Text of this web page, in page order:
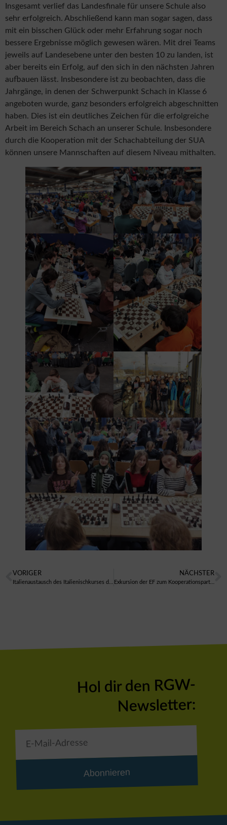
Insgesamt verlief das Landesfinale für unsere Schule also
sehr erfolgreich. Abschließend kann man sogar sagen, dass
mit ein bisschen Glück oder mehr Erfahrung sogar noch
bessere Ergebnisse möglich gewesen wären. Mit drei Teams
jeweils auf Landesebene unter den besten 10 zu landen, ist
aber bereits ein Erfolg, auf den sich in den nächsten Jahren
aufbauen lässt. Insbesondere ist zu beobachten, dass die
Jahrgänge, in denen der Schwerpunkt Schach in Klasse 6
angeboten wurde, ganz besonders erfolgreich abgeschnitten
haben. Dies ist ein deutliches Zeichen für die erfolgreiche
Arbeit im Bereich Schach an unserer Schule. Insbesondere
durch die Kooperation mit der Schachabteilung der SUA
können unsere Mannschaften auf diesem Niveau mithalten.
VORIGER NÄCHSTER
Exkursion der EF zum Kooperationspartner IOI Oleo
Hol dir den RGW-
Newsletter:
Abonnieren